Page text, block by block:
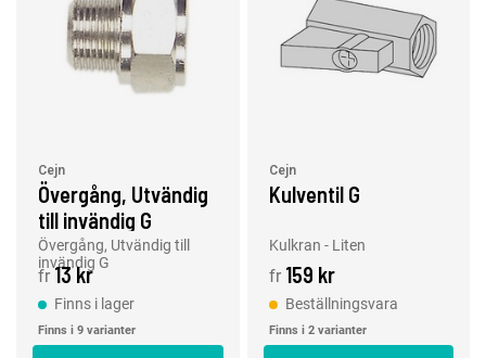
Cejn
Övergång, Utvändig
till invändig G
Övergång, Utvändig till
invändig G
fr 13 kr
Finns i lager
Finns i 9 varianter
Cejn
Kulventil G
Kulkran - Liten
fr 159 kr
Beställningsvara
Finns i 2 varianter